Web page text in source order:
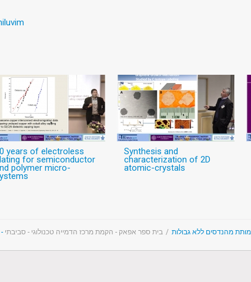
years of electroless
for semiconductor
polymer micro-
Synthesis and
characterization of 2D
atomic-crystals
מהנדסים ללא גבולות / בית ספר אפאק - הקמת מרכז הדמייה טכנולוגי - סביבתי